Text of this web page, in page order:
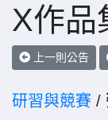
X作品
上一則公告
研習與競賽 /